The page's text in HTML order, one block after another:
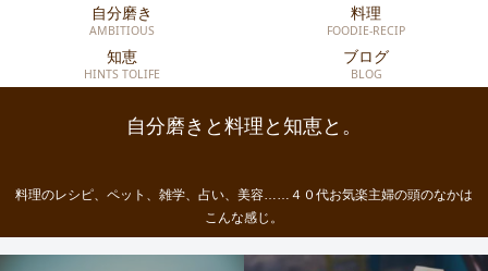
自分磨きと料理と知恵と。
料理のレシピ、ペット、雑学、占い、美容……４０代お気楽主婦の頭のなかは
こんな感じ。
自分磨き
AMBITIOUS
料理
FOODIE-RECIP
知恵
HINTS TOLIFE
ブログ
BLOG